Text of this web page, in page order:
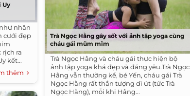
Uy
nhân
cưới đẹp
ra
kết...
thêm
Trà Ngọc Hằng gây sốt với ảnh tập yoga cùng
cháu gái mũm mĩm
Trà Ngọc Hằng và cháu gái thực hiện bộ
ảnh tập yoga khá đẹp và đáng yêu.Trà Ngọc
Hằng vẫn thường kể, bé Yến, cháu gái Trà
Ngọc Hằng rất thần tượng dì út (tức Trà
Ngọc Hằng), mỗi khi Hằng...